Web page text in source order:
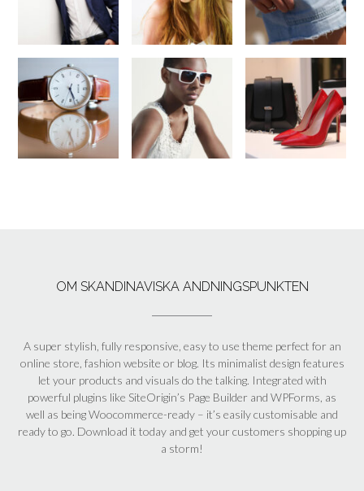
OM SKANDINAVISKA ANDNINGSPUNKTEN
A super stylish, fully responsive, easy to use theme perfect for an
online store, fashion website or blog. Its minimalist design features
let your products and visuals do the talking. Integrated with
powerful plugins like SiteOrigin’s Page Builder and WPForms, as
well as being Woocommerce-ready – it’s easily customisable and
ready to go. Download it today and get your customers shopping up
a storm!